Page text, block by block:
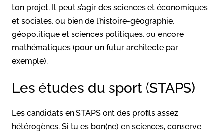
ton projet. Il peut s’agir des sciences et économiques
et sociales, ou bien de l’histoire-géographie,
géopolitique et sciences politiques, ou encore
mathématiques (pour un futur architecte par
exemple).
Les études du sport (STAPS)
Les candidats en STAPS ont des profils assez
hétérogènes. Si tu es bon(ne) en sciences, conserve